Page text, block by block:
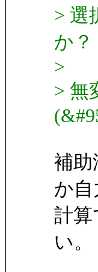
> 選
か？
>
> 無
補助
か
計
い。